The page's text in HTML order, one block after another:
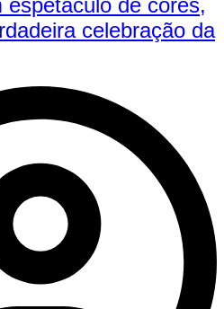
de cores,
celebração da